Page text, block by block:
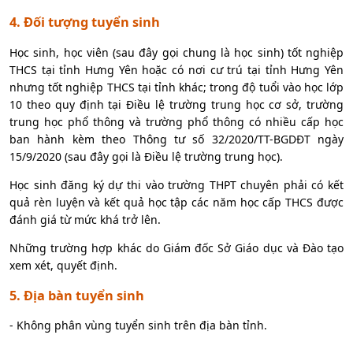
4. Đối tượng tuyển sinh
Học sinh, học viên (sau đây gọi chung là học sinh) tốt nghiệp
THCS tại tỉnh Hưng Yên hoặc có nơi cư trú tại tỉnh Hưng Yên
nhưng tốt nghiệp THCS tại tỉnh khác; trong độ tuổi vào học lớp
10 theo quy định tại Điều lệ trường trung học cơ sở, trường
trung học phổ thông và trường phổ thông có nhiều cấp học
ban hành kèm theo Thông tư số 32/2020/TT-BGDĐT ngày
15/9/2020 (sau đây gọi là Điều lệ trường trung học).
Học sinh đăng ký dự thi vào trường THPT chuyên phải có kết
quả rèn luyện và kết quả học tập các năm học cấp THCS được
đánh giá từ mức khá trở lên.
Những trường hợp khác do Giám đốc Sở Giáo dục và Đào tạo
xem xét, quyết định.
5. Địa bàn tuyển sinh
- Không phân vùng tuyển sinh trên địa bàn tỉnh.